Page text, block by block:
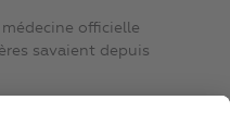
officielle
savaient depuis